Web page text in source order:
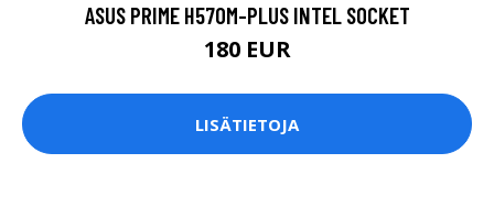
ASUS PRIME H570M-PLUS INTEL SOCKET
180 EUR
LISÄTIETOJA